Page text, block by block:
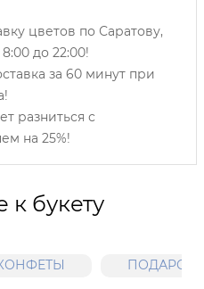
цветов по Саратову,
до 22:00!
за 60 минут при
разниться с
на 25%!
к букету